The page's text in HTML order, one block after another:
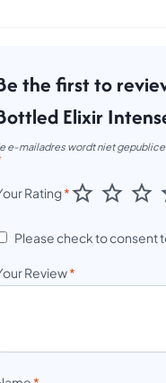
the first to
Elixir
e-mailadres wordt niet
Rating*
Please check to consent
Review*